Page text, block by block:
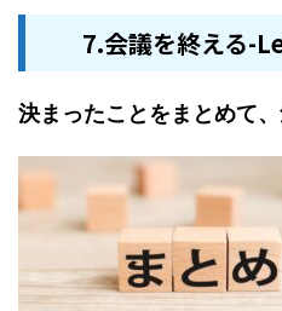
7.会議を終える-
決まったことをまとめて